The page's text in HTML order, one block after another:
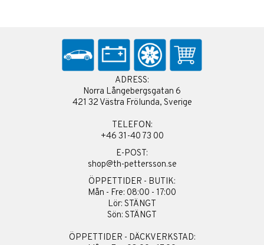
ADRESS:
Norra Långebergsgatan 6
421 32 Västra Frölunda, Sverige
TELEFON:
+46 31-40 73 00
E-POST:
shop@th-pettersson.se
ÖPPETTIDER - BUTIK:
Mån - Fre: 08:00 - 17:00
Lör: STÄNGT
Sön: STÄNGT
ÖPPETTIDER - DÄCKVERKSTAD: